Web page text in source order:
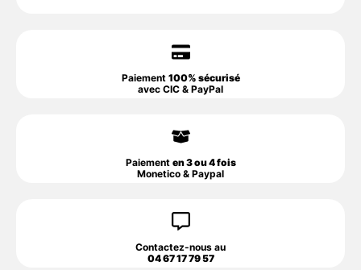
Paiement 100% sécurisé
avec CIC & PayPal
Paiement en 3 ou 4 fois
Monetico & Paypal
Contactez-nous au
04 67 17 79 57